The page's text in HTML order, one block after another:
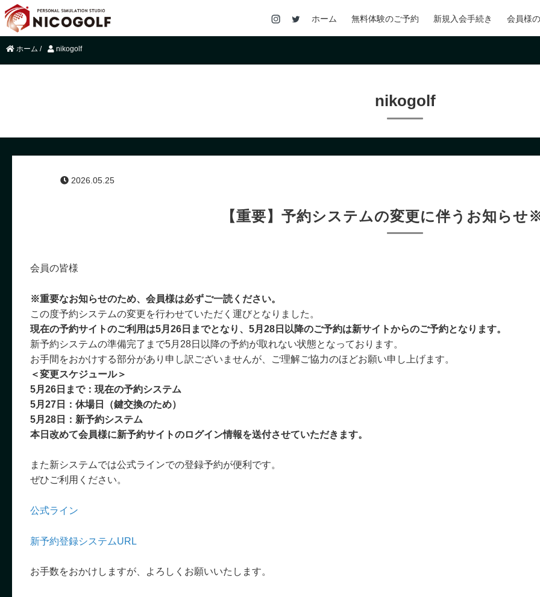
ホーム 無料体験のご予約 新規入会手続き 会員様
ホーム / nikogolf
nikogolf
2026.05.25
【重要】予約システムの変更に伴うお知らせ
会員の皆様
※重要なお知らせのため、会員様は必ずご一読ください。
この度予約システムの変更を行わせていただく運びとなりました。
現在の予約サイトのご利用は5月26日までとなり、5月28日以降のご予約は新サイトからのご予約となります。
新予約システムの準備完了まで5月28日以降の予約が取れない状態となっております。
お手間をおかけする部分があり申し訳ございませんが、ご理解ご協力のほどお願い申し上げます。
＜変更スケジュール＞
5月26日まで：現在の予約システム
5月27日：休場日（鍵交換のため）
5月28日：新予約システム
本日改めて会員様に新予約サイトのログイン情報を送付させていただきます。
また新システムでは公式ラインでの登録予約が便利です。
ぜひご利用ください。
公式ライン
新予約登録システムURL
お手数をおかけしますが、よろしくお願いいたします。